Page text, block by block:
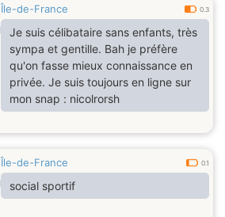
Île-de-France 0.3
Je suis célibataire sans enfants, très
sympa et gentille. Bah je préfère
qu'on fasse mieux connaissance en
privée. Je suis toujours en ligne sur
mon snap : nicolrorsh
Île-de-France 0.1
social sportif